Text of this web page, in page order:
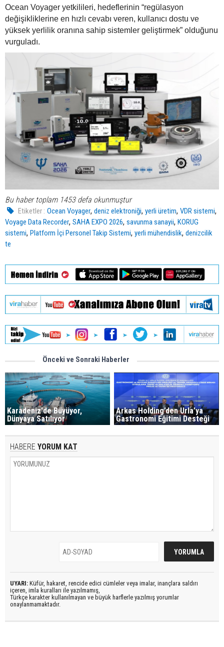
Ocean Voyager yetkilileri, hedeflerinin “regülasyon
değişikliklerine en hızlı cevabı veren, kullanıcı dostu ve
yüksek yerlilik oranına sahip sistemler geliştirmek” olduğunu
vurguladı.
Bu haber toplam 1453 defa okunmuştur
Etiketler : Ocean Voyager,deniz elektroniği,yerli üretim,VDR sistemi,
Voyage Data Recorder, SAHA EXPO 2026, savunma sanayii, KORUG
sistemi, Platform İçi Personel Takip Sistemi, yerli mühendislik, denizcilik
te
Önceki ve Sonraki Haberler
Karadeniz'de Büyüyor,
Dünyaya Satılıyor
Arkas Holding’den Urla’ya
Gastronomi Eğitimi Desteği
HABERE YORUM KAT
UYARI: Küfür, hakaret, rencide edici cümleler veya imalar, inançlara saldırı
içeren, imla kuralları ile yazılmamış,
Türkçe karakter kullanılmayan ve büyük harflerle yazılmış yorumlar
onaylanmamaktadır.